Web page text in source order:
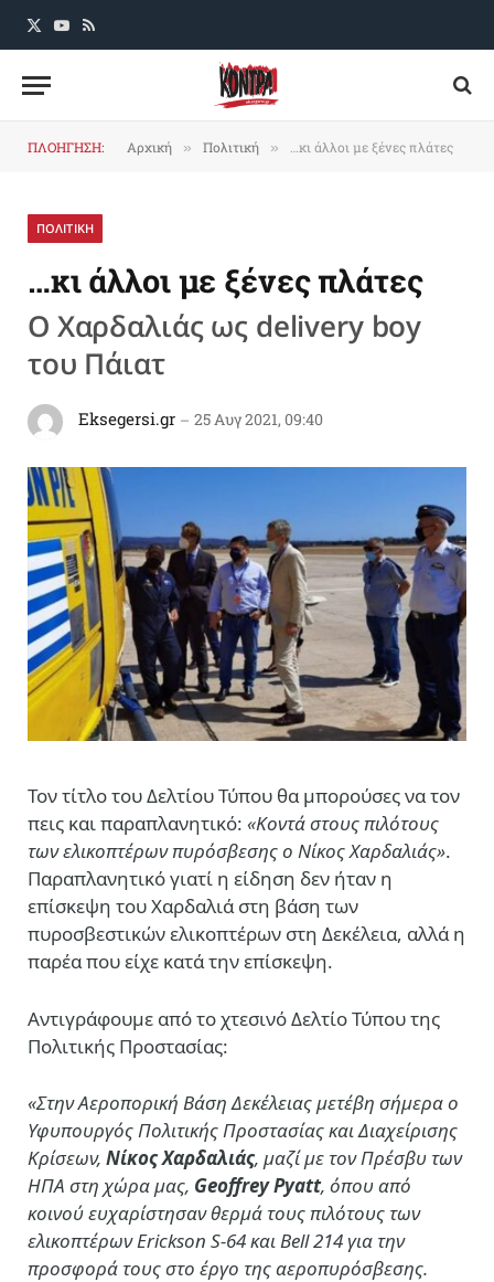
X
YouTube
RSS
ΠΛΟΗΓΗΣΗ: Αρχική » Πολιτική » …κι άλλοι με ξένες πλάτες
ΠΟΛΙΤΙΚΗ
…κι άλλοι με ξένες πλάτες
Ο Χαρδαλιάς ως delivery boy
του Πάιατ
Eksegersi.gr 25 Αυγ 2021, 09:40
Toν τίτλο του Δελτίου Τύπου θα μπορούσες να τον
πεις και παραπλανητικό: «Κοντά στους πιλότους
των ελικοπτέρων πυρόσβεσης ο Νίκος Χαρδαλιάς».
Παραπλανητικό γιατί η είδηση δεν ήταν η
επίσκεψη του Χαρδαλιά στη βάση των
πυροσβεστικών ελικοπτέρων στη Δεκέλεια, αλλά η
παρέα που είχε κατά την επίσκεψη.
Αντιγράφουμε από το χτεσινό Δελτίο Τύπου της
Πολιτικής Προστασίας:
«Στην Αεροπορική Βάση Δεκέλειας μετέβη σήμερα ο
Υφυπουργός Πολιτικής Προστασίας και Διαχείρισης
Κρίσεων, Νίκος Χαρδαλιάς, μαζί με τον Πρέσβυ των
ΗΠΑ στη χώρα μας, Geoffrey Pyatt, όπου από
κοινού ευχαρίστησαν θερμά τους πιλότους των
ελικοπτέρων Erickson S-64 και Bell 214 για την
προσφορά τους στο έργο της αεροπυρόσβεσης.